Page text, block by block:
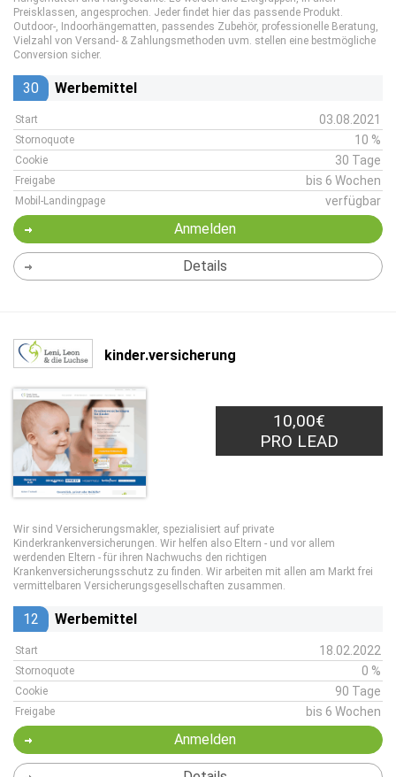
Preisklassen, angesprochen. Jeder findet hier das passende Produkt.
Outdoor-, Indoorhängematten, passendes Zubehör, professionelle Beratung,
Vielzahl von Versand- & Zahlungsmethoden uvm. stellen eine bestmögliche
Conversion sicher.
30 Werbemittel
Start 03.08.2021
Stornoquote 10 %
Cookie 30 Tage
Freigabe bis 6 Wochen
Mobil-Landingpage verfügbar
Anmelden
Details
kinder.versicherung
10,00€
PRO LEAD
Wir sind Versicherungsmakler, spezialisiert auf private
Kinderkrankenversicherungen. Wir helfen also Eltern - und vor allem
werdenden Eltern - für ihren Nachwuchs den richtigen
Krankenversicherungsschutz zu finden. Wir arbeiten mit allen am Markt frei
vermittelbaren Versicherungsgesellschaften zusammen.
12 Werbemittel
Start 18.02.2022
Stornoquote 0 %
Cookie 90 Tage
Freigabe bis 6 Wochen
Anmelden